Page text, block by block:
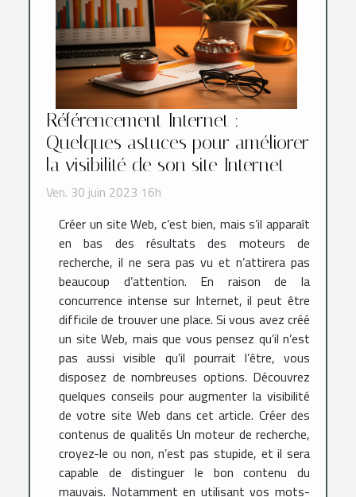
Référencement Internet :
Quelques astuces pour améliorer
la visibilité de son site Internet
Ven. 30 juin 2023 16h
Créer un site Web, c’est bien, mais s’il apparaît
en bas des résultats des moteurs de
recherche, il ne sera pas vu et n’attirera pas
beaucoup d’attention. En raison de la
concurrence intense sur Internet, il peut être
difficile de trouver une place. Si vous avez créé
un site Web, mais que vous pensez qu’il n’est
pas aussi visible qu’il pourrait l’être, vous
disposez de nombreuses options. Découvrez
quelques conseils pour augmenter la visibilité
de votre site Web dans cet article. Créer des
contenus de qualités Un moteur de recherche,
croyez-le ou non, n’est pas stupide, et il sera
capable de distinguer le bon contenu du
mauvais. Notamment en utilisant vos mots-